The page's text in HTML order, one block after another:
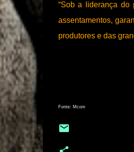
“Sob a liderança do
assentamentos,
produtores e das
Fonte: Mcom